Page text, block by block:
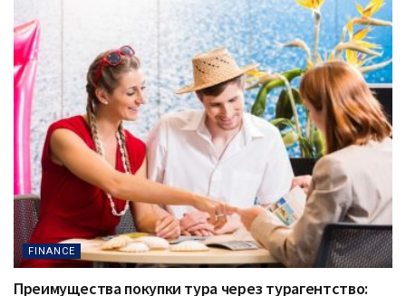
FINANCE
Преимущества покупки тура через турагентство: